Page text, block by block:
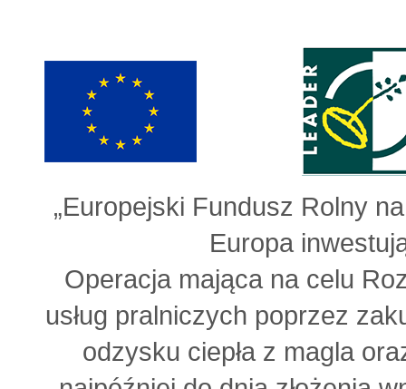
„Europejski Fundusz Rolny
Europa
Operacja mająca na celu
usług pralniczych poprzez
odzysku ciepła z magla